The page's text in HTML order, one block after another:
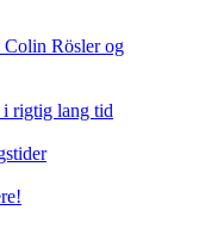
Colin Rösler og
rigtig lang tid